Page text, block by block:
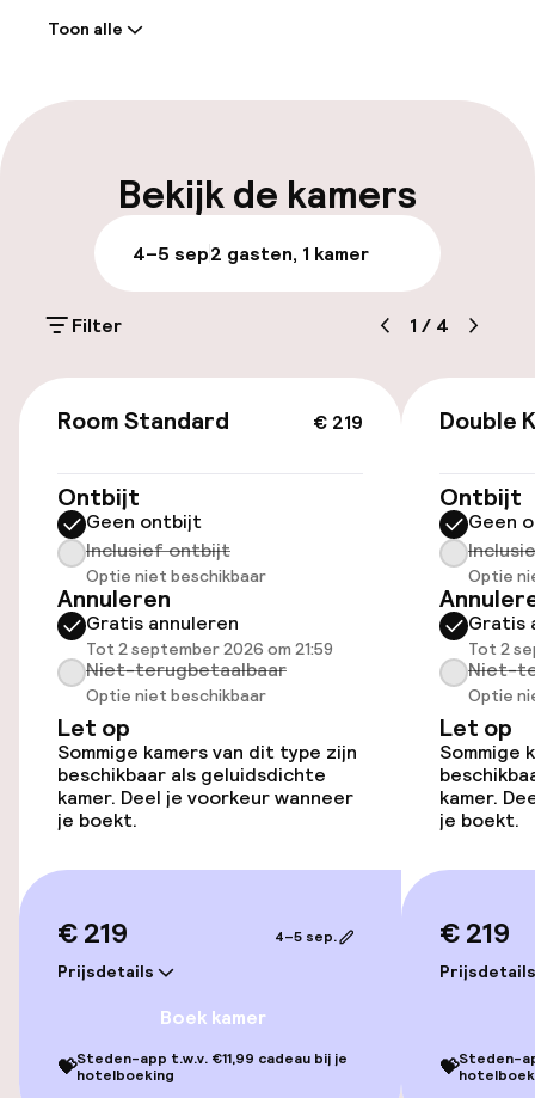
Boedapest doorbrengt nog perfecter maken
met de fijnste cocktails en sappen.
Laat uitchecken mogelijk
Bagageruimte
Parkeren & mobiliteit
Luchthavenshuttle
Toegankelijkheid
Overal rolstoeltoegankelijk
Lift
Voor toegankelijkheid
geoptimaliseerde kamers beschikbaar
Kamers
Familiekamers beschikbaar
geoptimaliseerde kamers beschikbaar
Entertainment
Toon alle
Bekijk de kamers
4–5 sep2 gasten, 1 kamer
Filter 1 / 4
€ 219
Room Standard
Ontbijt
Geen ontbijt
Inclusief ontbijt
Optie niet beschikbaar
Annuleren
Gratis annuleren
Tot 2 september 2026 om 21:59
Niet-terugbetaalbaar
Optie niet beschikbaar
Let op
Sommige kamers van dit type zijn
beschikbaar als geluidsdichte
kamer. Deel je voorkeur wanneer
je boekt.
€ 219
Prijsdetails
4–5 sep.
Boek kamer
💝Steden-app t.w.v. €11,99 cadeau bij je
hotelboeking
Double
Ontbijt
Geen
Optie
Gratis
Tot 2
Niet-
Optie
Let op
Sommige
kamer.
je boekt.
€ 219
Prijsdetails
💝Steden-